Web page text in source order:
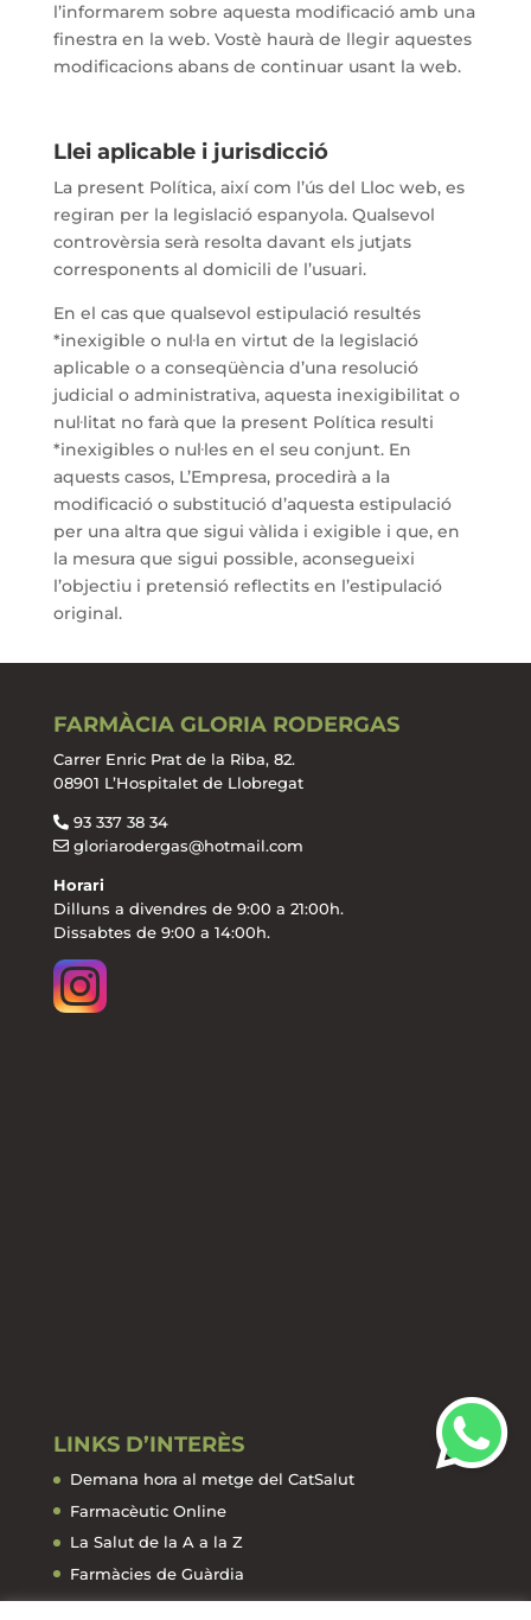
l’informarem sobre aquesta modificació amb una
finestra en la web. Vostè haurà de llegir aquestes
modificacions abans de continuar usant la web.
Llei aplicable i jurisdicció
La present Política, així com l’ús del Lloc web, es
regiran per la legislació espanyola. Qualsevol
controvèrsia serà resolta davant els jutjats
corresponents al domicili de l’usuari.
En el cas que qualsevol estipulació resultés
*inexigible o nul·la en virtut de la legislació
aplicable o a conseqüència d’una resolució
judicial o administrativa, aquesta inexigibilitat o
nul·litat no farà que la present Política resulti
*inexigibles o nul·les en el seu conjunt. En
aquests casos, L’Empresa, procedirà a la
modificació o substitució d’aquesta estipulació
per una altra que sigui vàlida i exigible i que, en
la mesura que sigui possible, aconsegueixi
l’objectiu i pretensió reflectits en l’estipulació
original.
FARMÀCIA GLORIA RODERGAS
Carrer Enric Prat de la Riba, 82.
08901 L’Hospitalet de Llobregat
93 337 38 34
gloriarodergas@hotmail.com
Horari
Dilluns a divendres de 9:00 a 21:00h.
Dissabtes de 9:00 a 14:00h.
LINKS D’INTERÈS
Demana hora al metge del CatSalut
Farmacèutic Online
La Salut de la A a la Z
Farmàcies de Guàrdia